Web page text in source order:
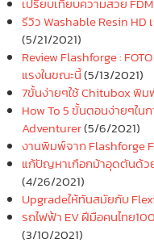
เปรียบเทียบความสวย
รีวิว Washable Resin HD
(5/21/2021)
Review Flashforge :
แรงในขณะนี้(5/13/2021)
7ขั้นง่ายๆใช้ Chitubox พิ
How To 5 ขั้นตอนง่ายๆใน
Adventurer(5/6/2021)
งานพิมพ์จาก Flashforge
แก้ปัญหาเกือกม้าอุดตันด้ว
(4/26/2021)
Upgradeให้ทันสมัยกับ
รถไฟฟ้า EV ฝีมือคนไทย
(3/10/2021)